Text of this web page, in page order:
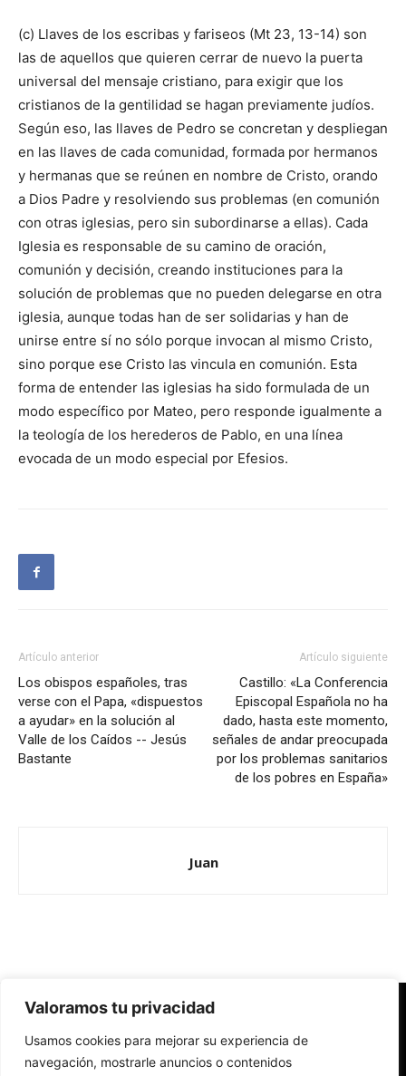
Valoramos tu privacidad
Usamos cookies para mejorar su experiencia de
navegación, mostrarle anuncios o contenidos
(c) Llaves de los escribas y fariseos (Mt 23, 13-14) son
las de aquellos que quieren cerrar de nuevo la puerta
universal del mensaje cristiano, para exigir que los
cristianos de la gentilidad se hagan previamente judíos.
Según eso, las llaves de Pedro se concretan y despliegan
en las llaves de cada comunidad, formada por hermanos
y hermanas que se reúnen en nombre de Cristo, orando
a Dios Padre y resolviendo sus problemas (en comunión
con otras iglesias, pero sin subordinarse a ellas). Cada
Iglesia es responsable de su camino de oración,
comunión y decisión, creando instituciones para la
solución de problemas que no pueden delegarse en otra
iglesia, aunque todas han de ser solidarias y han de
unirse entre sí no sólo porque invocan al mismo Cristo,
sino porque ese Cristo las vincula en comunión. Esta
forma de entender las iglesias ha sido formulada de un
modo específico por Mateo, pero responde igualmente a
la teología de los herederos de Pablo, en una línea
evocada de un modo especial por Efesios.
Artículo anterior
Los obispos españoles, tras
verse con el Papa, «dispuestos
a ayudar» en la solución al
Valle de los Caídos -- Jesús
Bastante
Artículo siguiente
Castillo: «La Conferencia
Episcopal Española no ha
dado, hasta este momento,
señales de andar preocupada
por los problemas sanitarios
de los pobres en España»
Juan
Redes Cristianas
Una mirada alternativa sobre la Iglesia católica y la sociedad
- Colectivos de Redes Cristianas